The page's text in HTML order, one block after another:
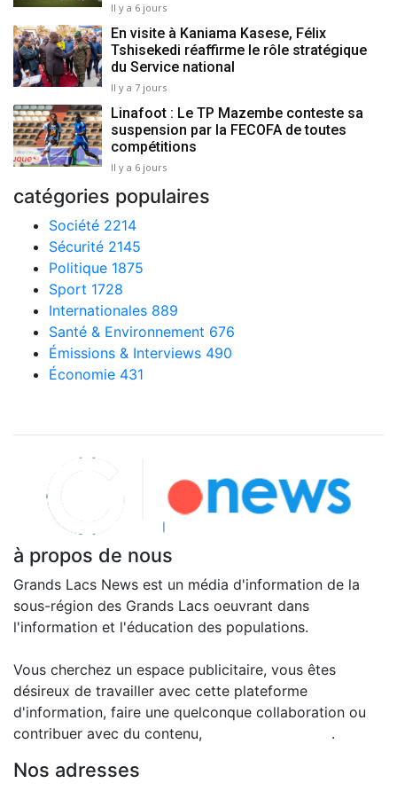
Il y a 6 jours
En visite à Kaniama Kasese, Félix
Tshisekedi réaffirme le rôle stratégique
du Service national
Il y a 7 jours
Linafoot : Le TP Mazembe conteste sa
suspension par la FECOFA de toutes
compétitions
Il y a 6 jours
catégories populaires
Société 2214
Sécurité 2145
Politique 1875
Sport 1728
Internationales 889
Santé & Environnement 676
Émissions & Interviews 490
Économie 431
à propos de nous
Grands Lacs News est un média d'information de la
sous-région des Grands Lacs oeuvrant dans
l'information et l'éducation des populations.
Vous cherchez un espace publicitaire, vous êtes
désireux de travailler avec cette plateforme
d'information, faire une quelconque collaboration ou
contribuer avec du contenu,
.
Nos adresses